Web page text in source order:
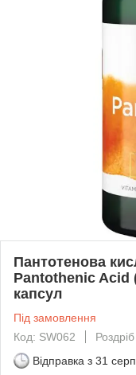
Пантотенова
Pantothenic Acid
капсул
Під замовлення
Код: SW062
Роздріб
Відправка з 31